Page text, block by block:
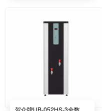
贺众牌UB-052HS-3全数字程控开水机